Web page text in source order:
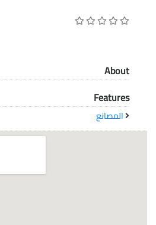
معاً نحو خلق مجتمع مبدع في عالم الأزياء
About
Features
المصانع